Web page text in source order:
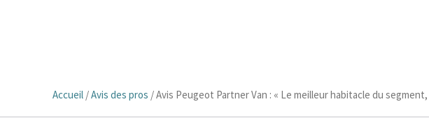
Accueil/Avis des pros /Avis Peugeot Partner Van : « Le meilleur habitacle du